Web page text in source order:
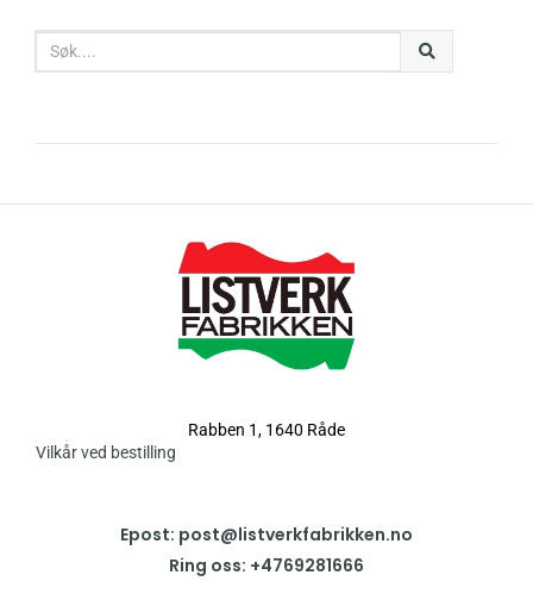
Rabben 1, 1640 Råde
Vilkår ved bestilling
Epost: post@listverkfabrikken.no
Ring oss: +4769281666